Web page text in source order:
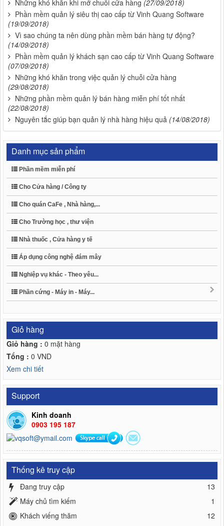
Những khó khăn khi mở chuỗi cửa hàng (27/09/2018)
Phần mềm quản lý siêu thị cao cấp từ Vinh Quang Software
(19/09/2018)
Vì sao chúng ta nên dùng phần mềm bán hàng tự động?
(14/09/2018)
Phần mềm quản lý khách sạn cao cấp từ Vinh Quang Software
(07/09/2018)
Những khó khăn trong việc quản lý chuỗi cửa hàng
(29/08/2018)
Những phần mềm quản lý bán hàng miễn phí tốt nhất
(22/08/2018)
Nguyên tắc giúp bạn quản lý nhà hàng hiệu quả (14/08/2018)
Danh mục sản phẩm
Phần mềm miễn phí
Cho Cửa hàng / Công ty
Cho quán CaFe , Nhà hàng,...
Cho Trường học , thư viện
Nhà thuốc , Cửa hàng y tế
Áp dụng công nghệ đám mây
Nghiệp vụ khác - Theo yêu...
Phần cứng - Máy in - Máy...
Giỏ hàng
Giỏ hàng : 0 mặt hàng
Tổng : 0 VND
Xem chi tiết
Support
Kinh doanh
0903 195 187
Thống kê truy cập
Đang truy cập
13
Máy chủ tìm kiếm
1
Khách viếng thăm
12